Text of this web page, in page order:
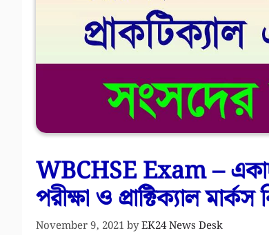
WBCHSE Exam –
পরীক্ষা ও প্রাক্টিক্যাল
November 9, 2021 byEK24 News Desk